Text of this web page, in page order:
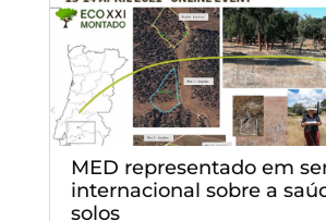
MED representado em
internacional sobre a
solos